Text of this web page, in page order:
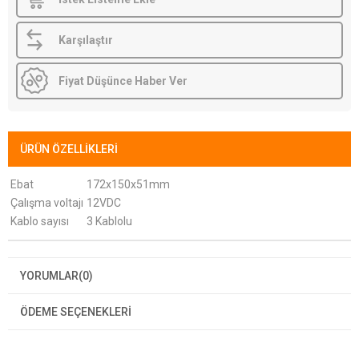
Karşılaştır
Fiyat Düşünce Haber Ver
ÜRÜN ÖZELLIKLERI
Ebat
172x150x51mm
Çalışma voltajı 12VDC
Kablo sayısı
3 Kablolu
YORUMLAR(0)
ÖDEME SEÇENEKLERI